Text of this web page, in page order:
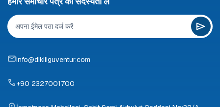
info@dikiliguventur.com
+90 2327001700